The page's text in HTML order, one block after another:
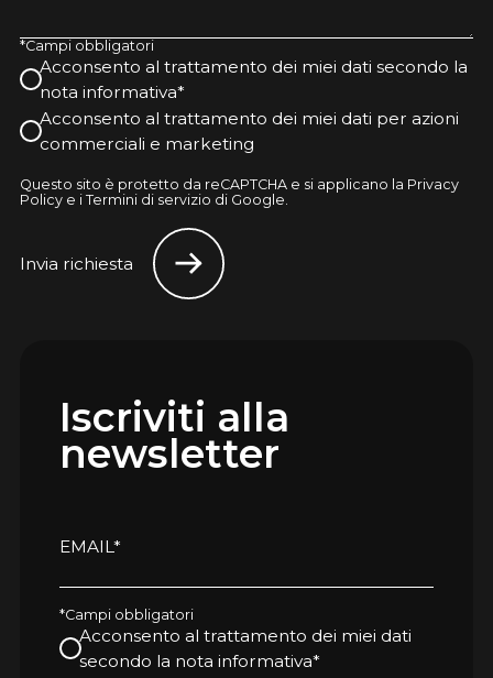
*Campi obbligatori
Acconsento al trattamento dei miei dati secondo la
nota informativa*
Acconsento al trattamento dei miei dati per azioni
commerciali e marketing
Questo sito è protetto da reCAPTCHA e si applicano la Privacy
Policy e i Termini di servizio di Google.
Invia richiesta
Iscriviti alla
newsletter
EMAIL*
*Campi obbligatori
Acconsento al trattamento dei miei dati
secondo la nota informativa*